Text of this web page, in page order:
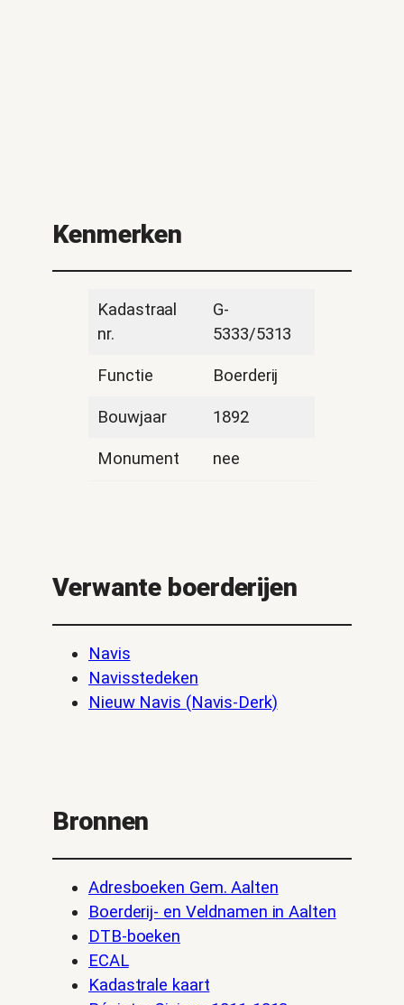
Kenmerken
Kadastraal
nr.
G-
5333/5313
Functie Boerderij
Bouwjaar 1892
Monument nee
Verwante boerderijen
Navis
Navisstedeken
Nieuw Navis (Navis-Derk)
Bronnen
Adresboeken Gem. Aalten
Boerderij- en Veldnamen in Aalten
DTB-boeken
ECAL
Kadastrale kaart